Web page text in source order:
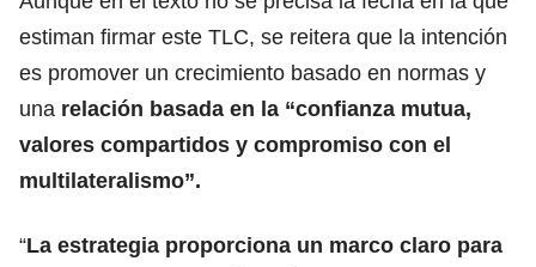
estiman firmar este TLC, se reitera que la intención
es promover un crecimiento basado en normas y
una relación basada en la “confianza mutua,
valores compartidos y compromiso con el
multilateralismo”.
“La estrategia proporciona un marco claro para